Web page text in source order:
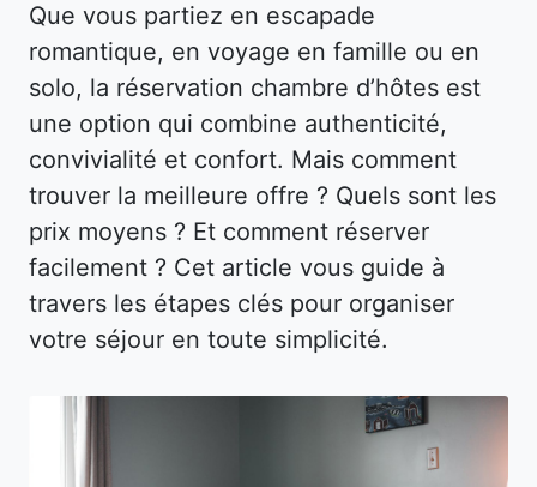
Que vous partiez en escapade
romantique, en voyage en famille ou en
solo, la réservation chambre d’hôtes est
une option qui combine authenticité,
convivialité et confort. Mais comment
trouver la meilleure offre ? Quels sont les
prix moyens ? Et comment réserver
facilement ? Cet article vous guide à
travers les étapes clés pour organiser
votre séjour en toute simplicité.